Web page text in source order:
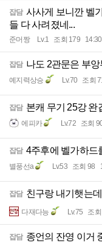
잡담 사사게 보니깐 벨
들 다 사려졌네...
준머짱 Lv.1 조회 179 14:30
잡담 나도 2관문은 부
예지력상승 Lv.70 조회
잡담 본캐 무기 25강 완
에피카 Lv.72 조회
잡담 4주후에 벨가하드
별풍선a Lv.53 조회 98
잡담 친구랑 내기햇는
다재다능 Lv.75 조
잡담 종언의 잔영 이거